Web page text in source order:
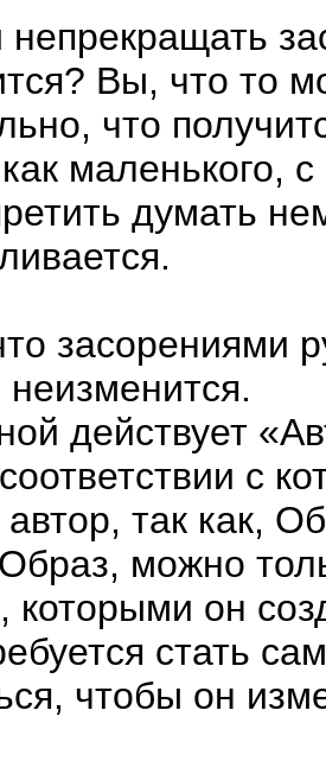
Вы, что то
что
маленького,
думать
засорениями
неизменится.
действует
с
автор, так как,
можно
которыми он
стать
чтобы он